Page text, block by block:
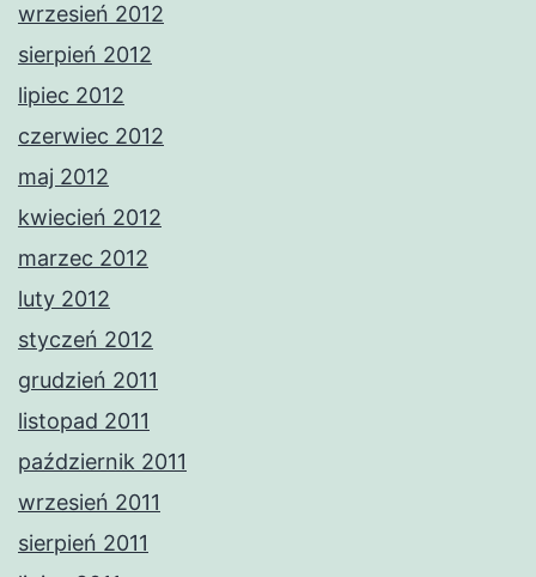
wrzesień 2012
sierpień 2012
lipiec 2012
czerwiec 2012
maj 2012
kwiecień 2012
marzec 2012
luty 2012
styczeń 2012
grudzień 2011
listopad 2011
październik 2011
wrzesień 2011
sierpień 2011